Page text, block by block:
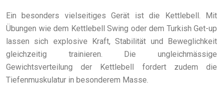
Ein besonders vielseitiges Gerät ist die Kettlebell. Mit
Übungen wie dem Kettlebell Swing oder dem Turkish Get-up
lassen sich explosive Kraft, Stabilität und Beweglichkeit
gleichzeitig trainieren. Die ungleichmässige
Gewichtsverteilung der Kettlebell fordert zudem die
Tiefenmuskulatur in besonderem Masse.